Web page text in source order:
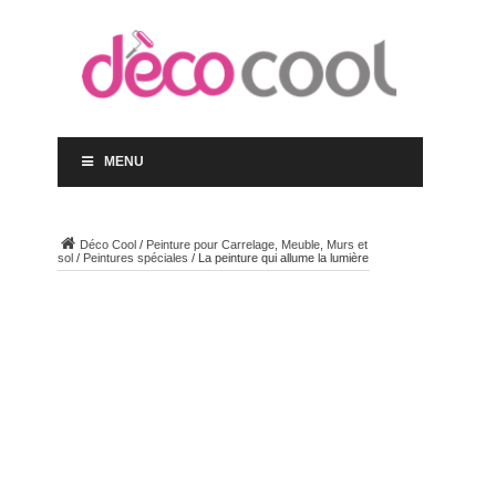
MENU
Déco Cool/ Peinture pour Carrelage, Meuble, Murs et
sol/ Peintures spéciales / La peinture qui allume la lumière